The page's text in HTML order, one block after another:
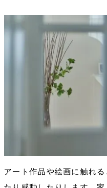
アート作品や絵画に触れ